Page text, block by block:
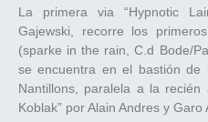
La primera via “Hypnotic
Gajewski, recorre los
(sparke in the rain, C.d Bode/
se encuentra en el bastión de
Nantillons, paralela a la recién
Koblak” por Alain Andres y Garo